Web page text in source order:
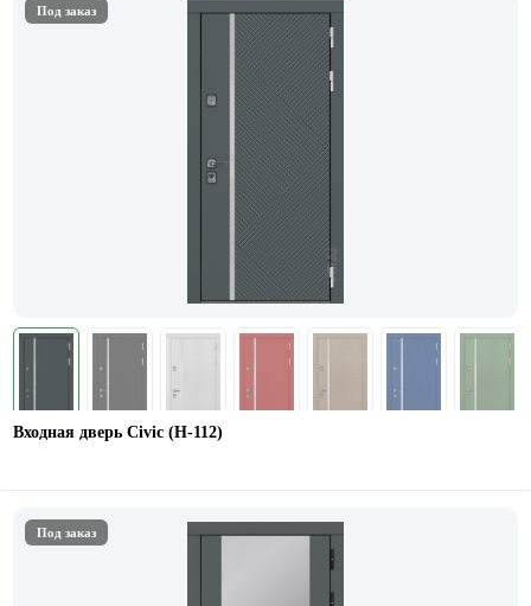
Под заказ
Входная дверь Civic (Н-112)
Под заказ